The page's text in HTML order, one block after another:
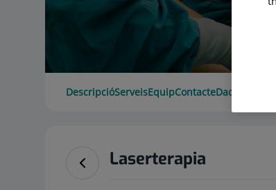
DescripcióServeisEquipContacteDades
Laserterapia